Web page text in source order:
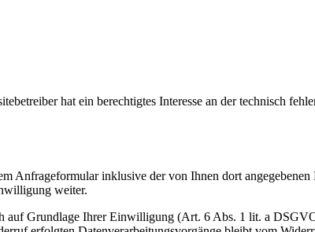
hat ein berechtigtes Interesse an der technisch
Anfrageformular inklusive der von Ihnen dort
weiter.
auf Grundlage Ihrer Einwilligung (Art. 6 Abs. 1 lit. a